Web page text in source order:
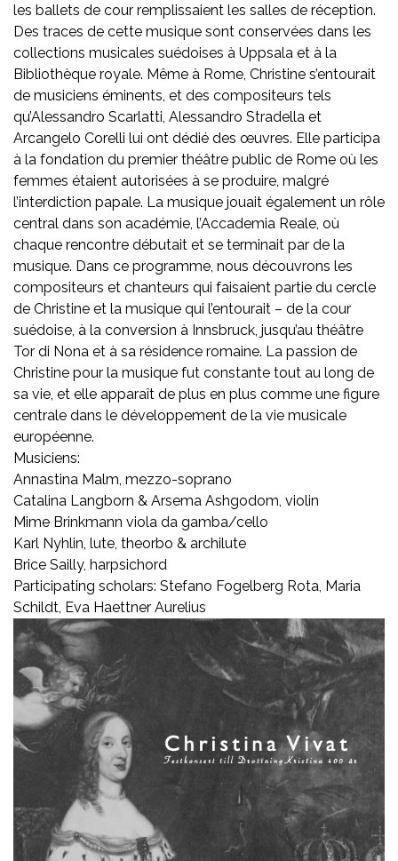
les ballets de cour remplissaient les salles de réception.
Des traces de cette musique sont conservées dans les
collections musicales suédoises à Uppsala et à la
Bibliothèque royale. Même à Rome, Christine s’entourait
de musiciens éminents, et des compositeurs tels
qu’Alessandro Scarlatti, Alessandro Stradella et
Arcangelo Corelli lui ont dédié des œuvres. Elle participa
à la fondation du premier théâtre public de Rome où les
femmes étaient autorisées à se produire, malgré
l’interdiction papale. La musique jouait également un rôle
central dans son académie, l’Accademia Reale, où
chaque rencontre débutait et se terminait par de la
musique. Dans ce programme, nous découvrons les
compositeurs et chanteurs qui faisaient partie du cercle
de Christine et la musique qui l’entourait – de la cour
suédoise, à la conversion à Innsbruck, jusqu’au théâtre
Tor di Nona et à sa résidence romaine. La passion de
Christine pour la musique fut constante tout au long de
sa vie, et elle apparaît de plus en plus comme une figure
centrale dans le développement de la vie musicale
européenne.
Musiciens:
Annastina Malm, mezzo-soprano
Catalina Langborn & Arsema Ashgodom, violin
Mime Brinkmann viola da gamba/cello
Karl Nyhlin, lute, theorbo & archilute
Brice Sailly, harpsichord
Participating scholars: Stefano Fogelberg Rota, Maria
Schildt, Eva Haettner Aurelius